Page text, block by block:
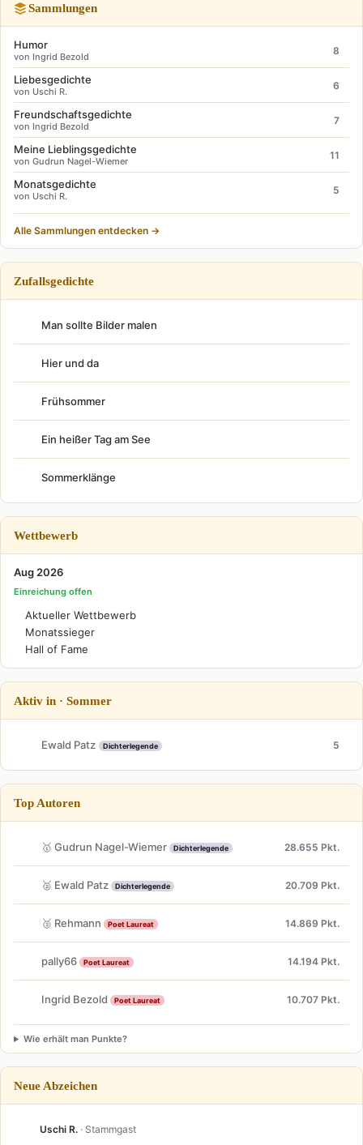
Sammlungen
Humor
von Ingrid Bezold
8
Liebesgedichte
von Uschi R.
6
Freundschaftsgedichte
von Ingrid Bezold
7
Meine Lieblingsgedichte
von Gudrun Nagel-Wiemer
11
Monatsgedichte
von Uschi R.
5
Alle Sammlungen entdecken →
Zufallsgedichte
Man sollte Bilder malen
Hier und da
Frühsommer
Ein heißer Tag am See
Sommerklänge
Wettbewerb
Aug 2026
Einreichung offen
Aktueller Wettbewerb
Monatssieger
Hall of Fame
Aktiv in · Sommer
Ewald Patz Dichterlegende 5
Top Autoren
🥇 Gudrun Nagel-Wiemer Dichterlegende 28.655 Pkt.
🥈 Ewald Patz Dichterlegende 20.709 Pkt.
🥉 Rehmann Poet Laureat 14.869 Pkt.
pally66 Poet Laureat 14.194 Pkt.
Ingrid Bezold Poet Laureat 10.707 Pkt.
Wie erhält man Punkte?
Neue Abzeichen
Uschi R. · Stammgast